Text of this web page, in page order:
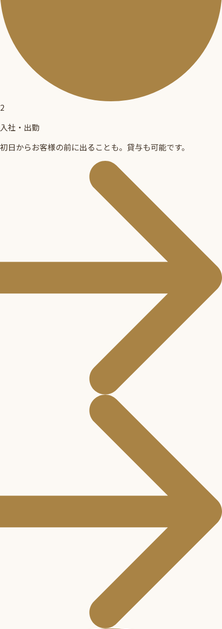
2
入社・出勤
初日からお客様の前に出ることも。貸与も可能です。